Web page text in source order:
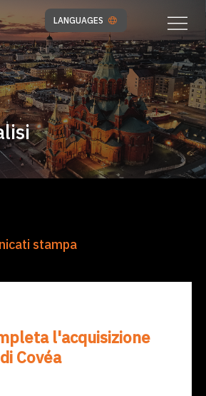
LANGUAGES
stampa
l'acquisizione
Covéa